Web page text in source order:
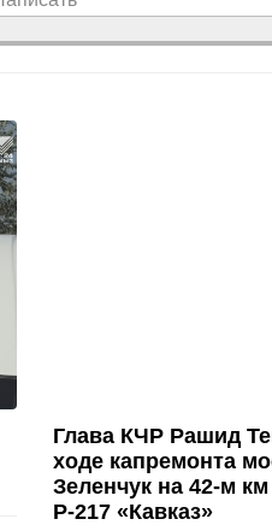
Глава КЧР Рашид
ходе капремонта
Зеленчук на 42-м
Р-217 «Кавказ»